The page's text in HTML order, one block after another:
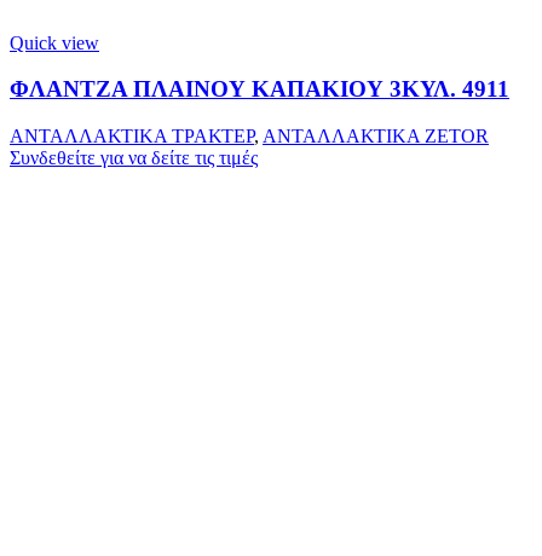
Quick view
ΦΛΑΝΤΖΑ ΠΛΑΙΝΟΥ ΚΑΠΑΚΙΟΥ 3ΚΥΛ. 4911
ΑΝΤΑΛΛΑΚΤΙΚΑ ΤΡΑΚΤΕΡ, ΑΝΤΑΛΛΑΚΤΙΚΑ ZETOR
Συνδεθείτε για να δείτε τις τιμές